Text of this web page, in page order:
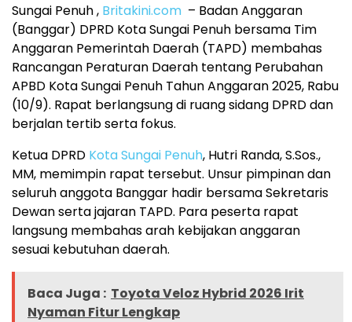
Sungai Penuh , Britakini.com – Badan Anggaran
(Banggar) DPRD Kota Sungai Penuh bersama Tim
Anggaran Pemerintah Daerah (TAPD) membahas
Rancangan Peraturan Daerah tentang Perubahan
APBD Kota Sungai Penuh Tahun Anggaran 2025, Rabu
(10/9). Rapat berlangsung di ruang sidang DPRD dan
berjalan tertib serta fokus.
Ketua DPRD Kota Sungai Penuh, Hutri Randa, S.Sos.,
MM, memimpin rapat tersebut. Unsur pimpinan dan
seluruh anggota Banggar hadir bersama Sekretaris
Dewan serta jajaran TAPD. Para peserta rapat
langsung membahas arah kebijakan anggaran
sesuai kebutuhan daerah.
Baca Juga : Toyota Veloz Hybrid 2026 Irit
Nyaman Fitur Lengkap